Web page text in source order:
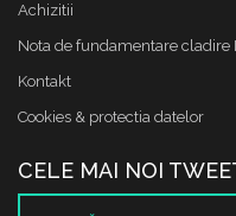
Achizitii
Nota de fundamentare cladire
Kontakt
Cookies & protectia datelor
CELE MAI NOI